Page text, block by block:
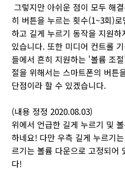
그렇지만 아쉬운 점이 모두 해
히 버튼을 누르는 횟수(1~3회)
하고 길게 누르기 동작을 지원하
있습니다. 또한 미디어 컨트롤
들에서 흔히 지원하는 '볼륨 조
절을 위해서는 스마트폰의 버튼
단점이라 할 수 있겠습니다.
(내용 정정 2020.08.03)
위에서 언급한 길게 누르기 및
하네요! 다만 우측 길게 누르기
르기는 볼륨 다운으로 고정되어
다!